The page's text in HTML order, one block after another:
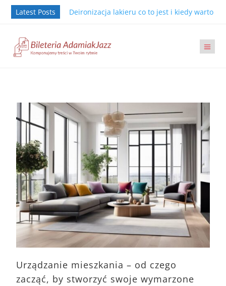
Latest Posts Deironizacja lakieru co to jest i kiedy warto ją
Urządzanie mieszkania – od czego
zacząć, by stworzyć swoje wymarzone